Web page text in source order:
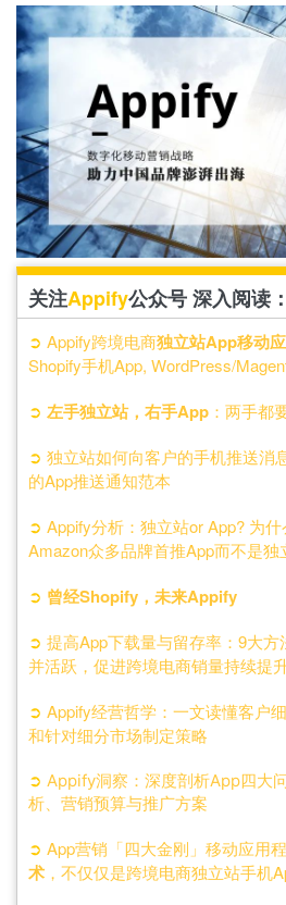
关注Appify公众号 深入阅读：
➲ Appify跨境电商独立站App移动
Shopify手机App, WordPress/
➲ 左手独立站，右手App ：两手都
➲ 独立站如何向客户的手机推送消
的App推送通知范本
➲ Appify分析：独立站or App? 为
Amazon众多品牌首推App而不是独
➲ 曾经Shopify，未来Appify
➲ 提高App下载量与留存率：9大
并活跃，促进跨境电商销量持续提
➲ Appify经营哲学：一文读懂客户
和针对细分市场制定策略
➲ Appify洞察：深度剖析App四大
析、营销预算与推广方案
➲ App营销「四大金刚」移动应用
术 ，不仅仅是跨境电商独立站手机